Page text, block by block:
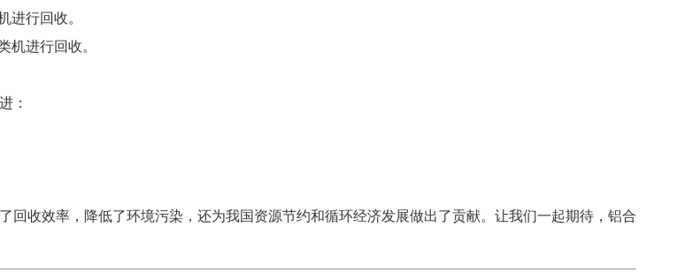
行回收。
进行回收。
：
收效率，降低了环境污染，还为我国资源节约和循环经济发展做出了贡献。让我们一起期待，铝合